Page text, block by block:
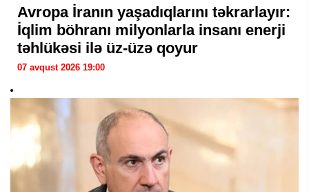
Avropa İranın yaşadıqlarını təkrarlayır:
İqlim böhranı milyonlarla insanı enerji
təhlükəsi ilə üz-üzə qoyur
07 avqust 2026 19:00